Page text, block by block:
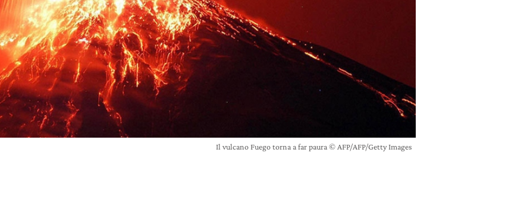
Il vulcano Fuego torna a far paura © AFP/AFP/Getty Images